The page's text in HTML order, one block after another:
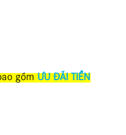
gồm ƯU ĐÃI TIỀN